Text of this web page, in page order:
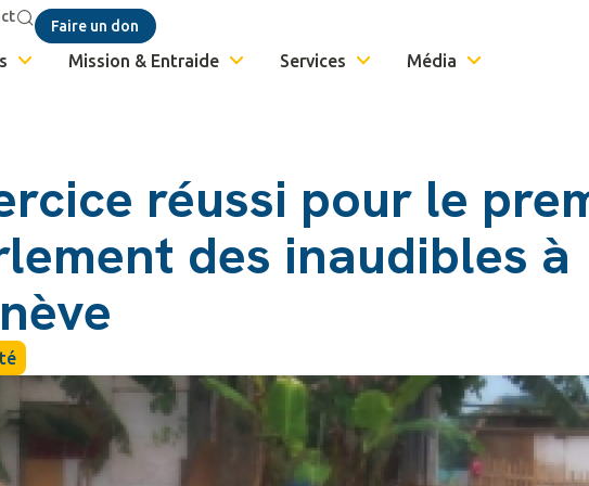
Faire un don
Mission & Entraide Services Média
réussi pour le
des inaudibles à